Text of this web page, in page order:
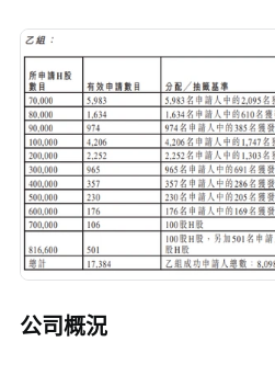
公司概況